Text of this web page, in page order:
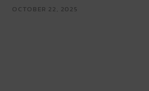
OCTOBER 22, 2025